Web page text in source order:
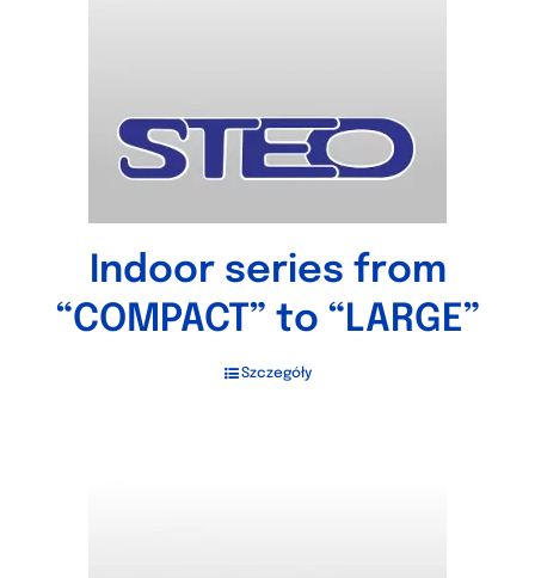
Indoor series from
“COMPACT” to “LARGE”
Szczegóły